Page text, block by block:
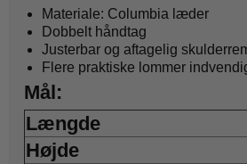
Materiale: Columbia læder
Dobbelt håndtag
Justerbar og aftagelig
Flere praktiske lommer
Mål:
Længde
Højde